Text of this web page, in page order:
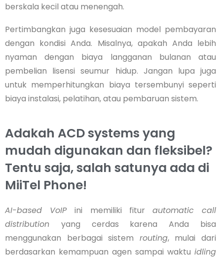
berskala kecil atau menengah.
Pertimbangkan juga kesesuaian model pembayaran
dengan kondisi Anda. Misalnya, apakah Anda lebih
nyaman dengan biaya langganan bulanan atau
pembelian lisensi seumur hidup. Jangan lupa juga
untuk memperhitungkan biaya tersembunyi seperti
biaya instalasi, pelatihan, atau pembaruan sistem.
Adakah ACD systems yang
mudah digunakan dan fleksibel?
Tentu saja, salah satunya ada di
MiiTel Phone!
AI-based VoIPini memiliki fitur automatic call
distribution yang cerdas karena Anda bisa
menggunakan berbagai sistem routing, mulai dari
berdasarkan kemampuan agen sampai waktu idling